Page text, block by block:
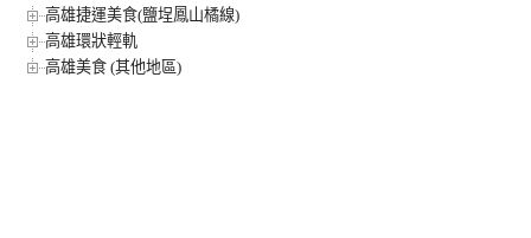
高雄捷運美食(鹽埕鳳山橘線)
高雄環狀輕軌
高雄美食 (其他地區)